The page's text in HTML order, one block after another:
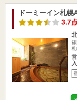
ドーミーイン札幌
3.7